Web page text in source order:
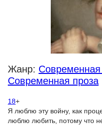
Жанр: Современная
Современная проза
18+
Я люблю эту войну, как
люблю любить, потому что